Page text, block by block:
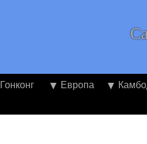
Гонконг Европа